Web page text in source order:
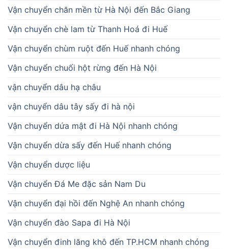
Vận chuyển chăn mền từ Hà Nội đến Bắc Giang
Vận chuyển chè lam từ Thanh Hoá đi Huế
Vận chuyển chùm ruột đến Huế nhanh chóng
Vận chuyển chuối hột rừng đến Hà Nội
vận chuyển dâu hạ châu
vận chuyển dâu tây sấy đi hà nội
Vận chuyển dứa mật đi Hà Nội nhanh chóng
Vận chuyển dừa sấy đến Huế nhanh chóng
Vận chuyển dược liệu
Vận chuyển Đá Me đặc sản Nam Du
Vận chuyển đại hồi đến Nghệ An nhanh chóng
Vận chuyển đào Sapa đi Hà Nội
Vận chuyển đinh lăng khô đến TP.HCM nhanh chóng